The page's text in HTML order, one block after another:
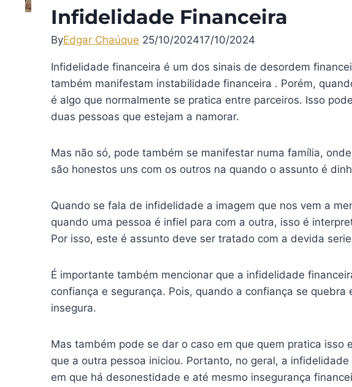
Infidelidade Financeira
ByEdgar Chaúque 25/10/202417/10/2024
Infidelidade financeira é um dos sinais de desordem
também manifestam instabilidade financeira . Porém,
é algo que normalmente se pratica entre parceiros. Isso
duas pessoas que estejam a namorar.
Mas não só, pode também se manifestar numa família,
são honestos uns com os outros na quando o assunto é
Quando se fala de infidelidade a imagem que nos vem a
quando uma pessoa é infiel para com a outra, isso é
Por isso, este é assunto deve ser tratado com a devida
É importante também mencionar que a infidelidade
confiança e segurança. Pois, quando a confiança se
insegura.
Mas também pode se dar o caso em que quem pratica isso
que a outra pessoa iniciou. Portanto, no geral, a
em que há desonestidade e até mesmo insegurança